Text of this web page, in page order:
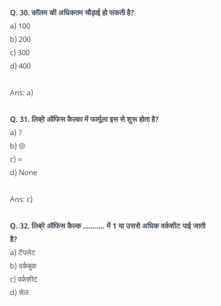
Q. 30. कॉलम की अधिकतम चौड़ाई हो सकती है?
a) 100
b) 200
c) 300
d) 400
Ans: a)
Q. 31. लिब्रे ऑफिस कैल्का में फार्मूला इस से शुरू होता है?
a) ?
b) @
c) =
d) None
Ans: c)
Q. 32. लिब्रे ऑफिस कैल्क ........... में 1 या उससे अधिक वर्कशीट पाई जाती
है?
a) टेंपलेट
b) वर्कबुक
c) वर्कशीट
d) सेल